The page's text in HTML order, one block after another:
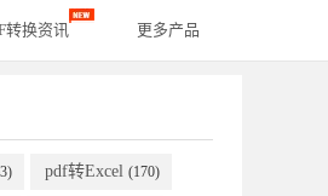
转换资讯 更多产品
pdf转Excel (170)